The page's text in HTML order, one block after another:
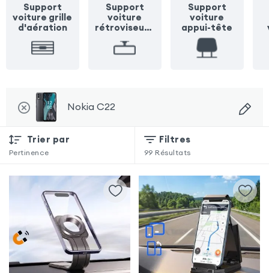
Support
voiture grille
d'aération
Support
voiture
rétroviseur /
Support
voiture
appui-tête
Nokia C22
Trier par
Pertinence
Filtres
99 Résultats